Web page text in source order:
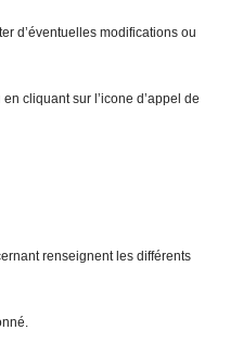
d’éventuelles modifications ou
cliquant sur l’icone d’appel de
renseignent les différents